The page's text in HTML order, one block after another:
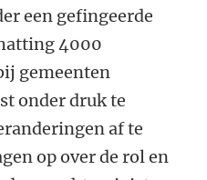
een gefingeerde
4000
gemeenten
onder druk te
af te
op over de rol en